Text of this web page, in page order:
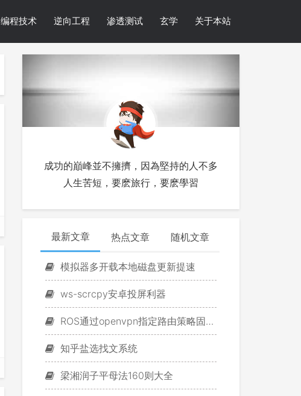
编程技术 逆向工程 渗透测试 玄学 关于本站
成功的巔峰並不擁擠，因為堅持的人不多
人生苦短，要麽旅行，要麽學習
最新文章 热点文章 随机文章
模拟器多开载本地磁盘更新提速
ws-scrcpy安卓投屏利器
ROS通过openvpn指定路由策略固定游戏IP
知乎盐选找文系统
梁湘润子平母法160则大全